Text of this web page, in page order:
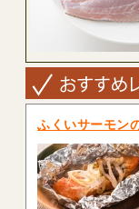
ふくいサーモン